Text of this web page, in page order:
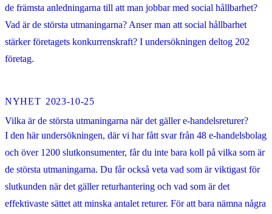
de främsta anledningarna till att man jobbar med social hållbarhet?
Vad är de största utmaningarna? Anser man att social hållbarhet
stärker företagets konkurrenskraft? I undersökningen deltog 202
företag.
NYHET 2023-10-25
Vilka är de största utmaningarna när det gäller e-handelsreturer?
I den här undersökningen, där vi har fått svar från 48 e-handelsbolag
och över 1200 slutkonsumenter, får du inte bara koll på vilka som är
de största utmaningarna. Du får också veta vad som är viktigast för
slutkunden när det gäller returhantering och vad som är det
effektivaste sättet att minska antalet returer. För att bara nämna några